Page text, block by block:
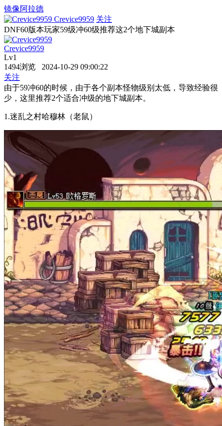
镜像阿拉德
Crevice9959 关注
DNF60版本玩家59级冲60级推荐这2个地下城副本
Crevice9959
Lv1
1494浏览 2024-10-29 09:00:22
关注
由于59冲60的时候，由于各个副本怪物级别太低，导致经验很
少，这里推荐2个适合冲级的地下城副本。
1.迷乱之村哈穆林（老鼠）